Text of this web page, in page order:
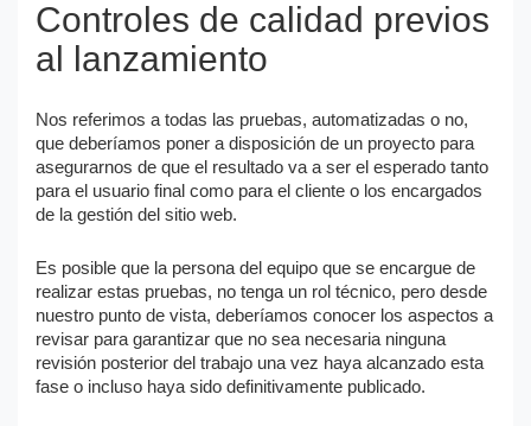
Controles de calidad previos
al lanzamiento
Nos referimos a todas las pruebas, automatizadas o no,
que deberíamos poner a disposición de un proyecto para
asegurarnos de que el resultado va a ser el esperado tanto
para el usuario final como para el cliente o los encargados
de la gestión del sitio web.
Es posible que la persona del equipo que se encargue de
realizar estas pruebas, no tenga un rol técnico, pero desde
nuestro punto de vista, deberíamos conocer los aspectos a
revisar para garantizar que no sea necesaria ninguna
revisión posterior del trabajo una vez haya alcanzado esta
fase o incluso haya sido definitivamente publicado.